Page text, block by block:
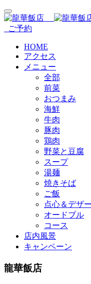
ご予約
HOME
アクセス
メニュー
全部
前菜
おつまみ
海鮮
牛肉
豚肉
鶏肉
野菜と豆腐
スープ
湯麺
焼きそば
ご飯
点心＆デザ
オードブル
コース
店内風景
キャンペーン
龍華飯店